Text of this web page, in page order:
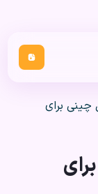
چینی برای